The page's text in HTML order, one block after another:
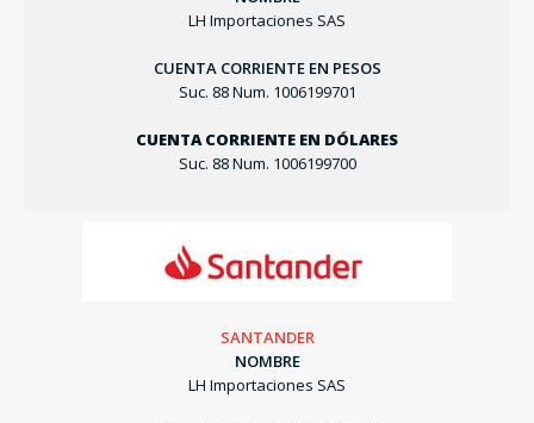
LH Importaciones SAS
CUENTA CORRIENTE EN PESOS
Suc. 88 Num. 1006199701
CUENTA CORRIENTE EN DÓLARES
Suc. 88 Num. 1006199700
SANTANDER
NOMBRE
LH Importaciones SAS